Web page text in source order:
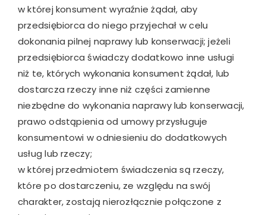
w której konsument wyraźnie żądał, aby
przedsiębiorca do niego przyjechał w celu
dokonania pilnej naprawy lub konserwacji; jeżeli
przedsiębiorca świadczy dodatkowo inne usługi
niż te, których wykonania konsument żądał, lub
dostarcza rzeczy inne niż części zamienne
niezbędne do wykonania naprawy lub konserwacji,
prawo odstąpienia od umowy przysługuje
konsumentowi w odniesieniu do dodatkowych
usług lub rzeczy;
w której przedmiotem świadczenia są rzeczy,
które po dostarczeniu, ze względu na swój
charakter, zostają nierozłącznie połączone z